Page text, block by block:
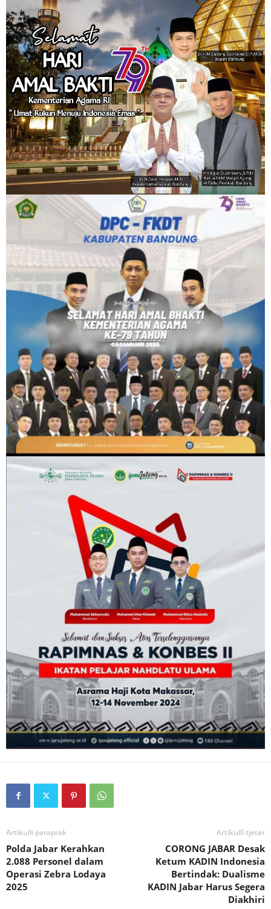
Artikulli paraprak
Polda Jabar Kerahkan
2.088 Personel dalam
Operasi Zebra Lodaya
2025
Artikulli tjetër
CORONG JABAR Desak
Ketum KADIN Indonesia
Bertindak: Dualisme
KADIN Jabar Harus Segera
Diakhiri